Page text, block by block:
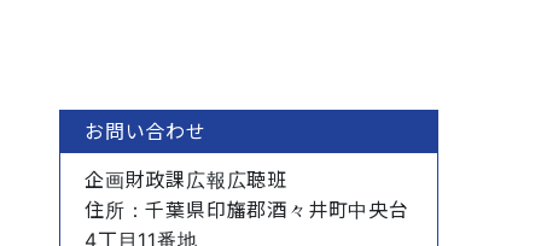
お問い合わせ
企画財政課広報広聴班
住所 ：千葉県印旛郡酒々井町中央台
4丁目11番地